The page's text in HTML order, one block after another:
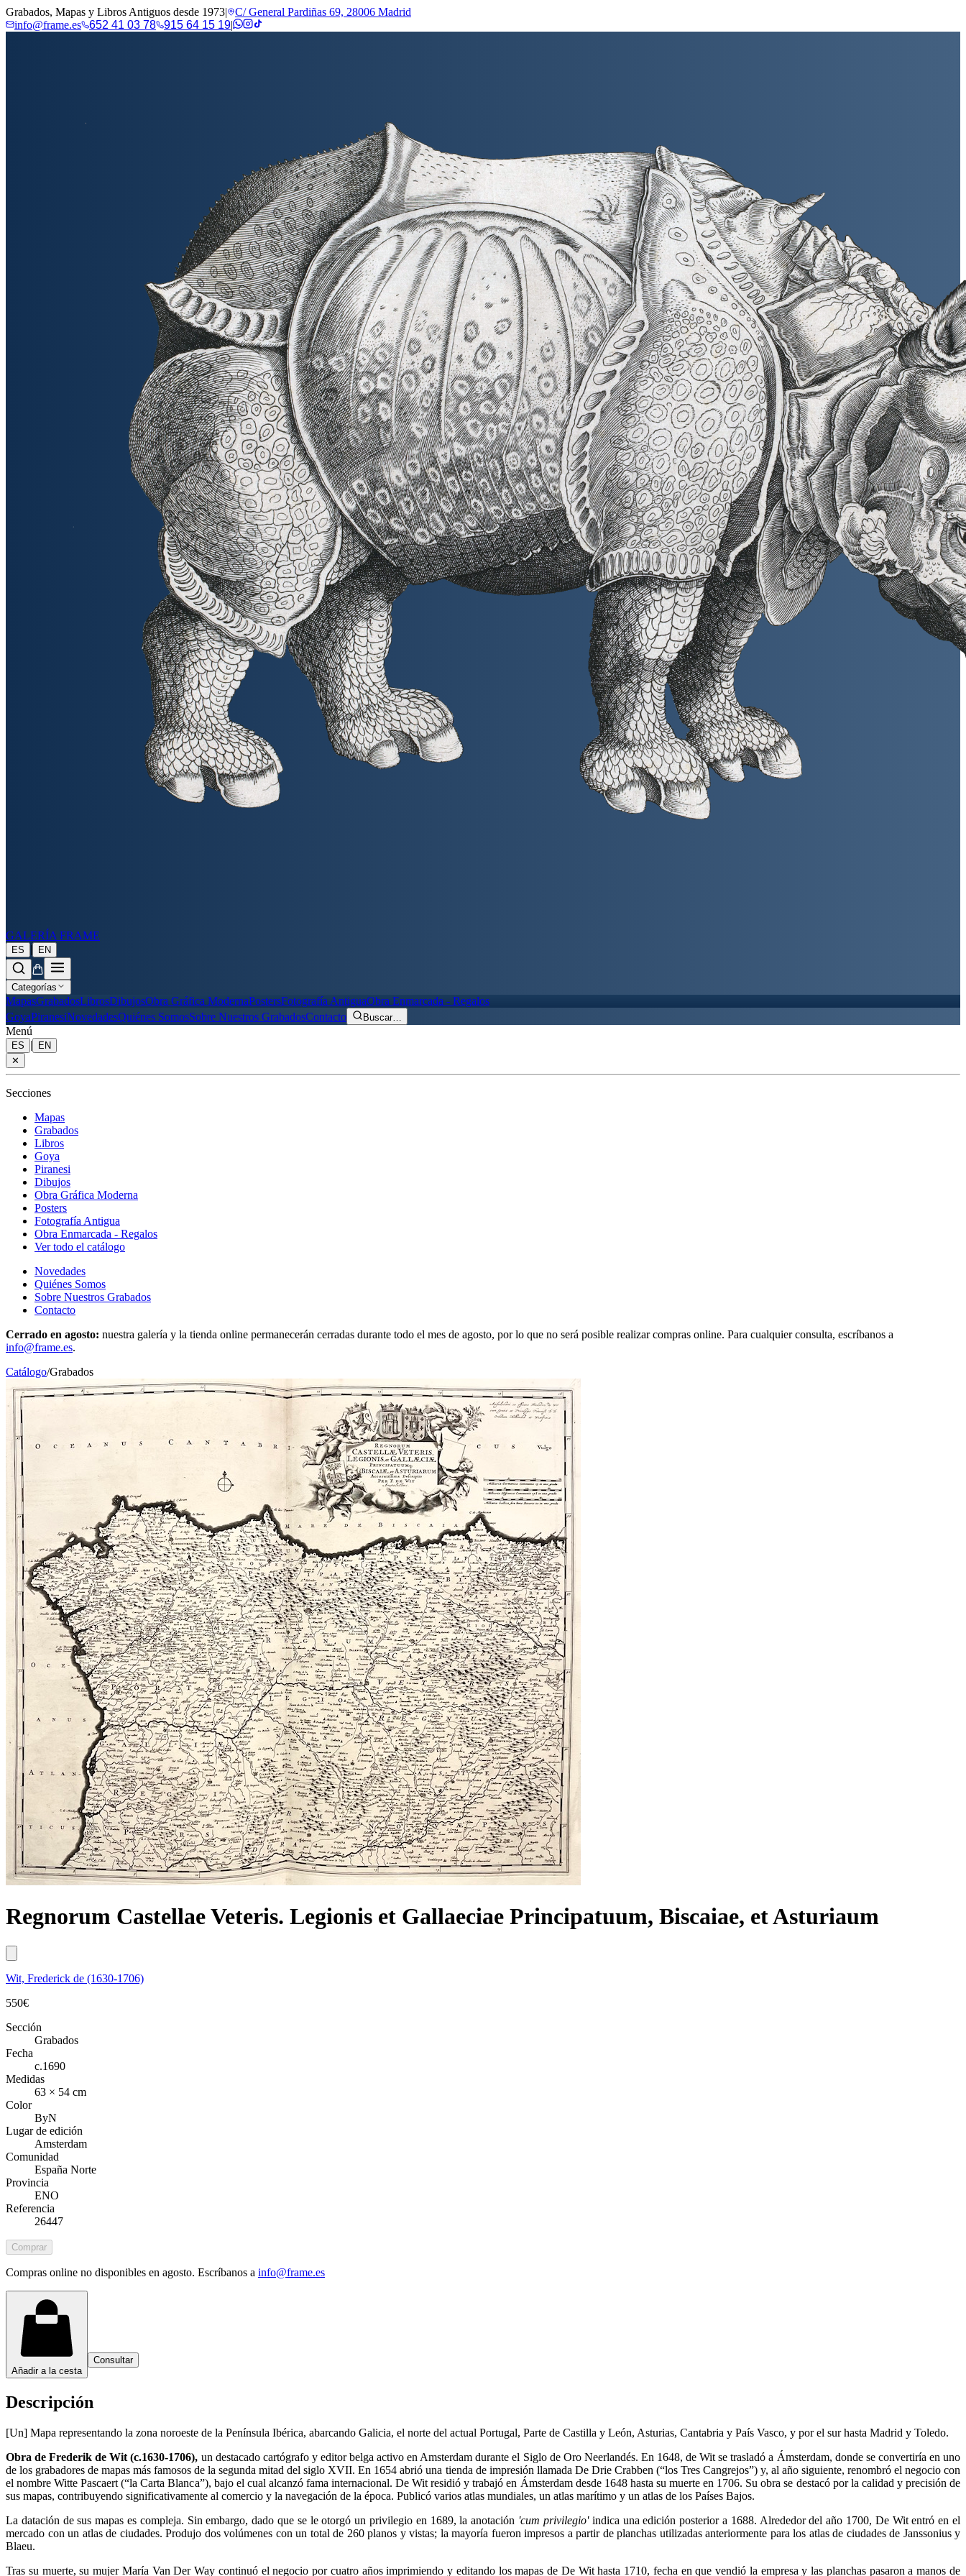
Grabados, Mapas y Libros Antiguos desde 1973|
C/ General Pardiñas 69, 28006 Madrid
info@frame.es
652 41 03 78 915 64 15 19|
GALERÍA FRAME
ES | EN
Categorías
MapasGrabadosLibrosDibujosObra Gráfica ModernaPostersFotografía AntiguaObra Enmarcada - Regalos
GoyaPiranesiNovedadesQuiénes SomosSobre Nuestros GrabadosContacto Buscar…
Menú
ES |
EN
✕
Secciones
Mapas
Grabados
Libros
Goya
Piranesi
Dibujos
Obra Gráfica Moderna
Posters
Fotografía Antigua
Obra Enmarcada - Regalos
Ver todo el catálogo
Novedades
Quiénes Somos
Sobre Nuestros Grabados
Contacto
Cerrado en agosto: nuestra galería y la tienda online permanecerán cerradas durante todo el mes de agosto, por lo que no será posible realizar compras online. Para cualquier consulta, escríbanos a
info@frame.es.
Catálogo/Grabados
Regnorum Castellae Veteris. Legionis et Gallaeciae Principatuum, Biscaiae, et Asturiaum
Wit, Frederick de (1630-1706)
550€
Sección
Grabados
Fecha
c.1690
Medidas
63 × 54 cm
Color
ByN
Lugar de edición
Amsterdam
Comunidad
España Norte
Provincia
ENO
Referencia
26447
Comprar
Compras online no disponibles en agosto. Escríbanos a info@frame.es
Añadir a la cesta
Consultar
Descripción
[Un] Mapa representando la zona noroeste de la Península Ibérica, abarcando Galicia, el norte del actual Portugal, Parte de Castilla y León, Asturias, Cantabria y País Vasco, y por el sur hasta Madrid y Toledo.
Obra de Frederik de Wit (c.1630-1706), un destacado cartógrafo y editor belga activo en Amsterdam durante el Siglo de Oro Neerlandés. En 1648, de Wit se trasladó a Ámsterdam, donde se convertiría en uno
de los grabadores de mapas más famosos de la segunda mitad del siglo XVII. En 1654 abrió una tienda de impresión llamada De Drie Crabben (“los Tres Cangrejos”) y, al año siguiente, renombró el negocio con
el nombre Witte Pascaert (“la Carta Blanca”), bajo el cual alcanzó fama internacional. De Wit residió y trabajó en Ámsterdam desde 1648 hasta su muerte en 1706. Su obra se destacó por la calidad y precisión de
sus mapas, contribuyendo significativamente al comercio y la navegación de la época. Publicó varios atlas mundiales, un atlas marítimo y un atlas de los Países Bajos.
La datación de sus mapas es compleja. Sin embargo, dado que se le otorgó un privilegio en 1689, la anotación 'cum privilegio'indica una edición posterior a 1688. Alrededor del año 1700, De Wit entró en el
mercado con un atlas de ciudades. Produjo dos volúmenes con un total de 260 planos y vistas; la mayoría fueron impresos a partir de planchas utilizadas anteriormente para los atlas de ciudades de Janssonius y
Blaeu.
Tras su muerte, su mujer María Van Der Way continuó el negocio por cuatro años imprimiendo y editando los mapas de De Wit hasta 1710, fecha en que vendió la empresa y las planchas pasaron a manos de